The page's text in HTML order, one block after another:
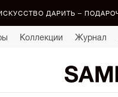
ДАРИТЬ –
Коллекции Журнал